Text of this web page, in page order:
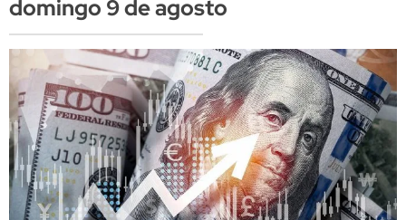
domingo 9 de agosto